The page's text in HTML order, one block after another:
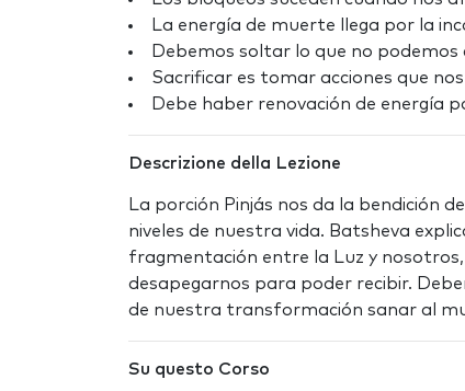
La energía de muerte llega por la
Debemos soltar lo que no
Sacrificar es tomar acciones que
Debe haber renovación de energía
Descrizione della Lezione
La porción Pinjás nos da la bendición
niveles de nuestra vida. Batsheva
fragmentación entre la Luz y
desapegarnos para poder recibir.
de nuestra transformación sanar al
Su questo Corso